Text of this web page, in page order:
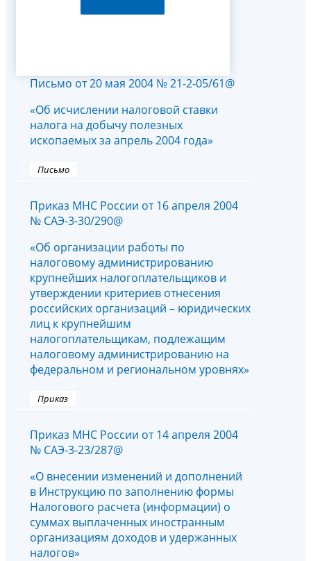
Письмо от 20 мая 2004 № 21-2-05/61@
«Об исчислении налоговой ставки
налога на добычу полезных
ископаемых за апрель 2004 года»
Письмо
Приказ МНС России от 16 апреля 2004
№ САЭ-3-30/290@
«Об организации работы по
налоговому администрированию
крупнейших налогоплательщиков и
утверждении критериев отнесения
российских организаций – юридических
лиц к крупнейшим
налогоплательщикам, подлежащим
налоговому администрированию на
федеральном и региональном уровнях»
Приказ
Приказ МНС России от 14 апреля 2004
№ САЭ-3-23/287@
«О внесении изменений и дополнений
в Инструкцию по заполнению формы
Налогового расчета (информации) о
суммах выплаченных иностранным
организациям доходов и удержанных
налогов»